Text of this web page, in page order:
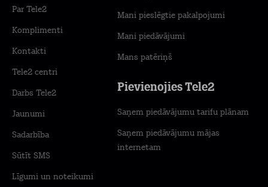
Par Tele2
Komplimenti
Kontakti
Tele2 centri
Darbs Tele2
Jaunumi
Sadarbība
Sūtīt SMS
Līgumi un noteikumi
Mani pieslēgtie pakalpojumi
Mani piedāvājumi
Mans patēriņš
Pievienojies Tele2
Saņem piedāvājumu tarifu plānam
Saņem piedāvājumu mājas
internetam